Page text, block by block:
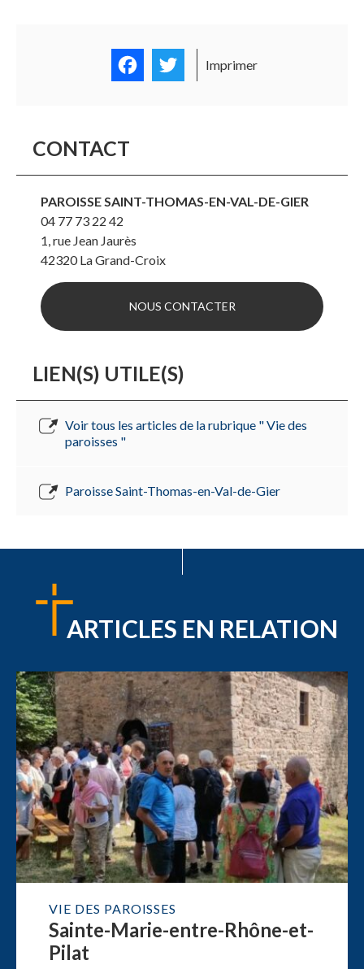
FacebookTwitter
Imprimer
CONTACT
PAROISSE SAINT-THOMAS-EN-VAL-DE-GIER
04 77 73 22 42
1, rue Jean Jaurès
42320 La Grand-Croix
NOUS CONTACTER
LIEN(S) UTILE(S)
Voir tous les articles de la rubrique " Vie des
paroisses "
Paroisse Saint-Thomas-en-Val-de-Gier
ARTICLES EN RELATION
VIE DES PAROISSES
Sainte-Marie-entre-Rhône-et-
Pilat